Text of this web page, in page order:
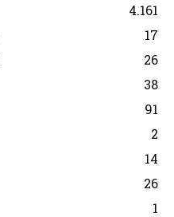
4.161
17
26
38
91
2
14
26
1